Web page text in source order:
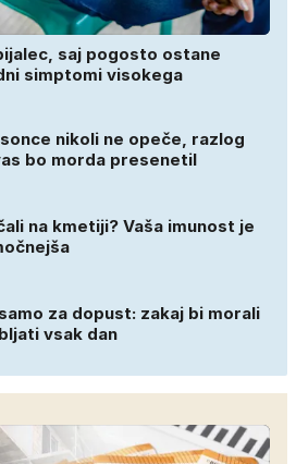
saj pogosto ostane
simptomi visokega
nikoli ne opeče, razlog
bo morda presenetil
na kmetiji? Vaša imunost je
za dopust: zakaj bi morali
vsak dan